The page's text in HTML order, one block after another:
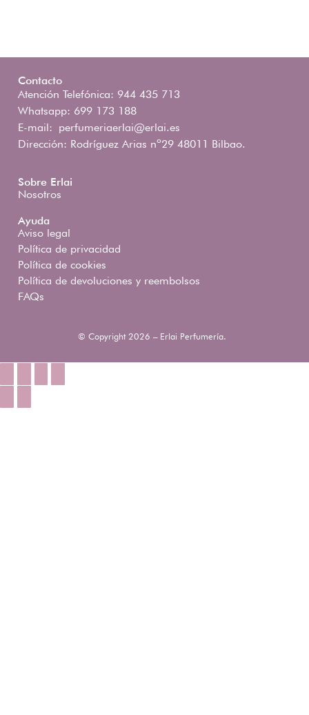
Contacto
Atención Telefónica: 944 435 713
Whatsapp: 699 173 188
E-mail: perfumeriaerlai@erlai.es
Dirección: Rodríguez Arias nº29 48011 Bilbao.
Sobre Erlai
Nosotros
Ayuda
Aviso legal
Política de privacidad
Política de cookies
Política de devoluciones y reembolsos
FAQs
© Copyright 2026 – Erlai Perfumería.